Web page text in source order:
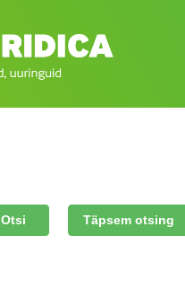
Otsi Täpsem otsing